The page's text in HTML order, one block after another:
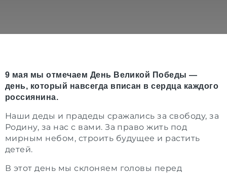
9 мая мы отмечаем День Великой Победы —
день, который навсегда вписан в сердца каждого
россиянина.
Наши деды и прадеды сражались за свободу, за
Родину, за нас с вами. За право жить под
мирным небом, строить будущее и растить
детей.
В этот день мы склоняем головы перед